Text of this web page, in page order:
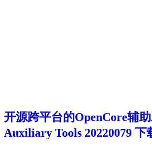
开源跨平台的OpenCore辅
Auxiliary Tools 20220079 下